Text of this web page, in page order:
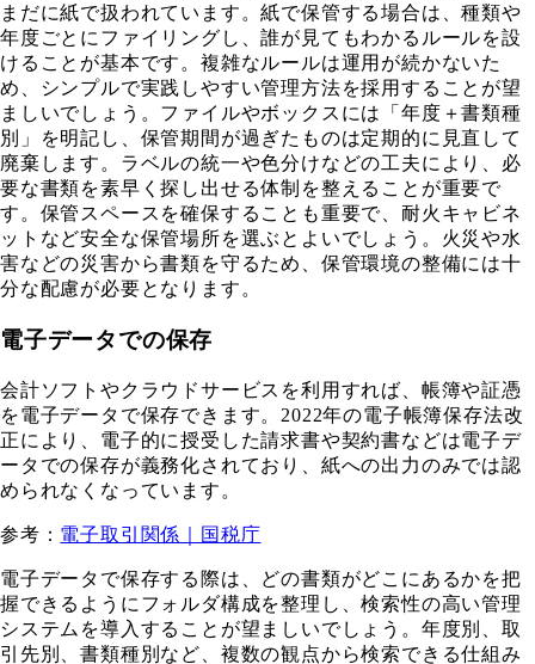
まだに紙で扱われています。紙で保管する場合は、種類や
年度ごとにファイリングし、誰が見てもわかるルールを設
けることが基本です。複雑なルールは運用が続かないた
め、シンプルで実践しやすい管理方法を採用することが望
ましいでしょう。ファイルやボックスには「年度＋書類種
別」を明記し、保管期間が過ぎたものは定期的に見直して
廃棄します。ラベルの統一や色分けなどの工夫により、必
要な書類を素早く探し出せる体制を整えることが重要で
す。保管スペースを確保することも重要で、耐火キャビネ
ットなど安全な保管場所を選ぶとよいでしょう。火災や水
害などの災害から書類を守るため、保管環境の整備には十
分な配慮が必要となります。
電子データでの保存
会計ソフトやクラウドサービスを利用すれば、帳簿や証憑
を電子データで保存できます。2022年の電子帳簿保存法改
正により、電子的に授受した請求書や契約書などは電子デ
ータでの保存が義務化されており、紙への出力のみでは認
められなくなっています。
参考： 電子取引関係｜国税庁
電子データで保存する際は、どの書類がどこにあるかを把
握できるようにフォルダ構成を整理し、検索性の高い管理
システムを導入することが望ましいでしょう。年度別、取
引先別、書類種別など、複数の観点から検索できる仕組み